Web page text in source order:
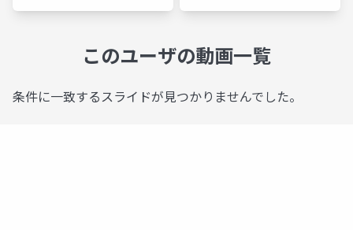
このユーザの動画一覧
条件に一致するスライドが見つかりませんでした。